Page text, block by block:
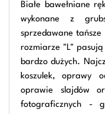
Białe bawełniane
wykonane z
sprzedawane tańsze
rozmiarze "L" pasują
bardzo dużych.
koszulek, oprawy
oprawie slajdów
fotograficznych -